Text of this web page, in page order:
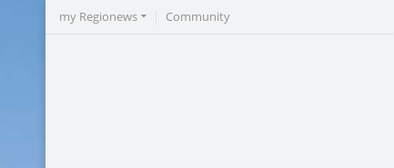
my Regionews Community